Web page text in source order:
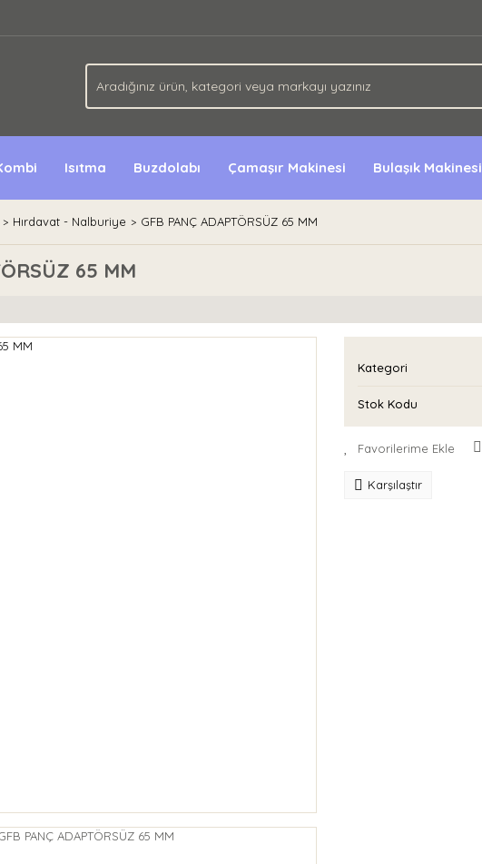
Isıtma Buzdolabı Çamaşır Makinesi Bulaşık Makinesi
Hırdavat - Nalburiye GFB PANÇ ADAPTÖRSÜZ 65 MM
65 MM
Kategori
Stok Kodu
Karşılaştır